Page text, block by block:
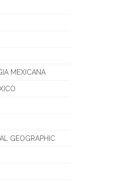
MEXICANA
GEOGRAPHIC